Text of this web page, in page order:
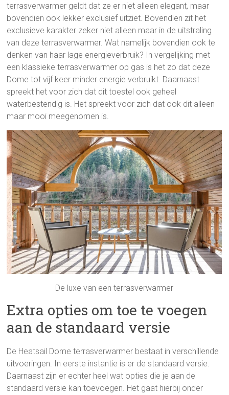
terrasverwarmer geldt dat ze er niet alleen elegant, maar
bovendien ook lekker exclusief uitziet. Bovendien zit het
exclusieve karakter zeker niet alleen maar in de uitstraling
van deze terrasverwarmer. Wat namelijk bovendien ook te
denken van haar lage energieverbruik? In vergelijking met
een klassieke terrasverwarmer op gas is het zo dat deze
Dome tot vijf keer minder energie verbruikt. Daarnaast
spreekt het voor zich dat dit toestel ook geheel
waterbestendig is. Het spreekt voor zich dat ook dit alleen
maar mooi meegenomen is.
De luxe van een terrasverwarmer
Extra opties om toe te voegen
aan de standaard versie
De Heatsail Dome terrasverwarmer bestaat in verschillende
uitvoeringen. In eerste instantie is er de standaard versie.
Daarnaast zijn er echter heel wat opties die je aan de
standaard versie kan toevoegen. Het gaat hierbij onder